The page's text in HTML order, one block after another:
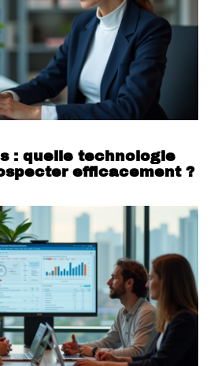
: quelle technologie
efficacement ?